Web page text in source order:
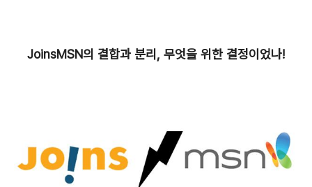
JoinsMSN의 결합과 분리, 무엇을 위한 결정이었나!